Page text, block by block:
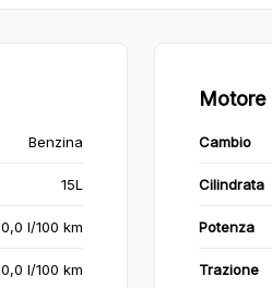
Benzina
15L
0,0 l/100 km
0,0 l/100 km
Motore
Cambio
Cilindrata
Potenza
Trazione